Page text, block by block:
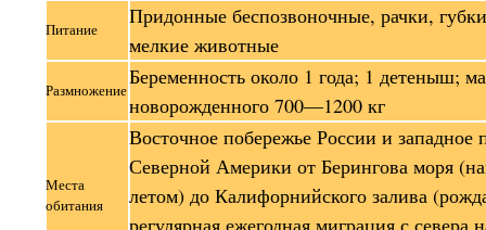
Питание
Придонные беспозвоночные, рачки,
мелкие животные
Размножение
Беременность около 1 года; 1 детеныш;
новорожденного 700—1200 кг
Места
обитания
Восточное побережье России и западное
Северной Америки от Берингова моря
летом) до Калифорнийского залива
регулярная ежегодная миграция с севера